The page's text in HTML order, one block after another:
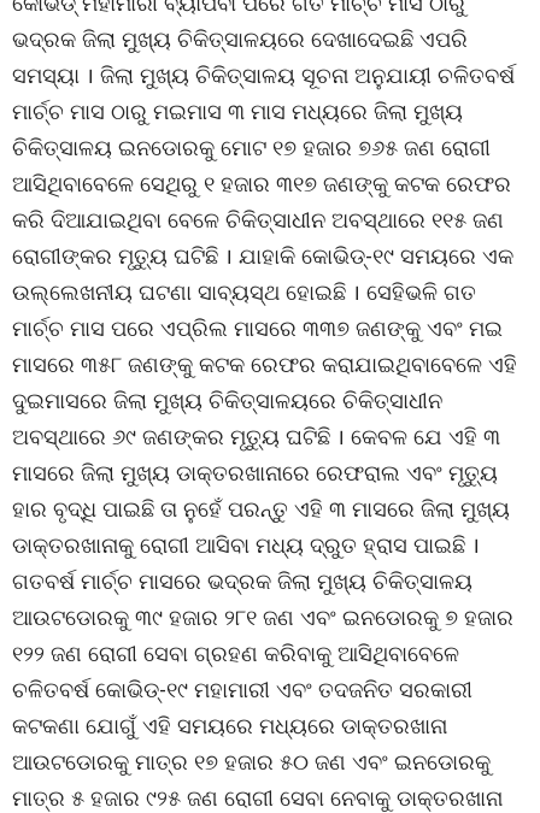
ଭଦ୍ରକ ଜିଲା ମୁଖ୍ୟ ଚିକିତ୍ସାଳୟରେ ଦେଖାଦେଇଛି ଏପରି
ସମସ୍ୟା । ଜିଲା ମୁଖ୍ୟ ଚିକିତ୍ସାଳୟ ସୂଚନା ଅନୁଯାୟୀ ଚଳିତବର୍ଷ
ମାର୍ଚ୍ଚ ମାସ ଠାରୁ ମଇମାସ ୩ ମାସ ମଧ୍ୟରେ ଜିଲା ମୁଖ୍ୟ
ଚିକିତ୍ସାଳୟ ଇନଡୋରକୁ ମୋଟ ୧୭ ହଜାର ୭୬୫ ଜଣ ରୋଗୀ
ଆସିଥିବାବେଳେ ସେଥିରୁ ୧ ହଜାର ୩୧୭ ଜଣଙ୍କୁ କଟକ ରେଫର
କରି ଦିଆଯାଇଥିବା ବେଳେ ଚିକିତ୍ସାଧୀନ ଅବସ୍ଥାରେ ୧୧୫ ଜଣ
ରୋଗୀଙ୍କର ମୃତ୍ୟୁ ଘଟିଛି । ଯାହାକି କୋଭିଡ୍‌-୧୯ ସମୟରେ ଏକ
ଉଲ୍ଲେଖନୀୟ ଘଟଣା ସାବ୍ୟସ୍ଥ ହୋଇଛି । ସେହିଭଳି ଗତ
ମାର୍ଚ୍ଚ ମାସ ପରେ ଏପ୍ରିଲ ମାସରେ ୩୩୭ ଜଣଙ୍କୁ ଏବଂ ମଇ
ମାସରେ ୩୫୮ ଜଣଙ୍କୁ କଟକ ରେଫର କରାଯାଇଥିବାବେଳେ ଏହି
ଦୁଇମାସରେ ଜିଲା ମୁଖ୍ୟ ଚିକିତ୍ସାଳୟରେ ଚିକିତ୍ସାଧୀନ
ଅବସ୍ଥାରେ ୬୯ ଜଣଙ୍କର ମୃତ୍ୟୁ ଘଟିଛି । କେବଳ ଯେ ଏହି ୩
ମାସରେ ଜିଲା ମୁଖ୍ୟ ଡାକ୍ତରଖାନାରେ ରେଫରାଲ ଏବଂ ମୃତ୍ୟୁ
ହାର ବୃଦ୍ଧି ପାଇଛି ତା ନୁହେଁ ପରନ୍ତୁ ଏହି ୩ ମାସରେ ଜିଲା ମୁଖ୍ୟ
ଡାକ୍ତରଖାନାକୁ ରୋଗୀ ଆସିବା ମଧ୍ୟ ଦ୍ରୁତ ହ୍ରାସ ପାଇଛି ।
ଗତବର୍ଷ ମାର୍ଚ୍ଚ ମାସରେ ଭଦ୍ରକ ଜିଲା ମୁଖ୍ୟ ଚିକିତ୍ସାଳୟ
ଆଉଟଡୋରକୁ ୩୯ ହଜାର ୨୮୧ ଜଣ ଏବଂ ଇନଡୋରକୁ ୭ ହଜାର
୧୨୨ ଜଣ ରୋଗୀ ସେବା ଗ୍ରହଣ କରିବାକୁ ଆସିଥିବାବେଳେ
ଚଳିତବର୍ଷ କୋଭିଡ୍‌-୧୯ ମହାମାରୀ ଏବଂ ତଦଜନିତ ସରକାରୀ
କଟକଣା ଯୋଗୁଁ ଏହି ସମୟରେ ମଧ୍ୟରେ ଡାକ୍ତରଖାନା
ଆଉଟଡୋରକୁ ମାତ୍ର ୧୭ ହଜାର ୫୦ ଜଣ ଏବଂ ଇନଡୋରକୁ
ମାତ୍ର ୫ ହଜାର ୯୨୫ ଜଣ ରୋଗୀ ସେବା ନେବାକୁ ଡାକ୍ତରଖାନା